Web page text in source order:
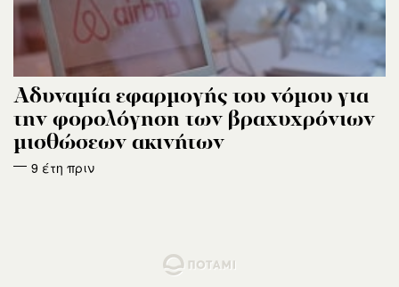
Αδυναμία εφαρμογής του νόμου για
την φορολόγηση των βραχυχρόνιων
μισθώσεων ακινήτων
9 έτη πριν